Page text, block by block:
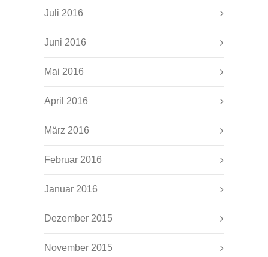
Juli 2016
Juni 2016
Mai 2016
April 2016
März 2016
Februar 2016
Januar 2016
Dezember 2015
November 2015